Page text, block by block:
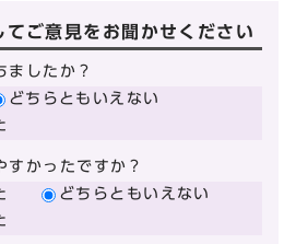
てご意見をお聞かせください
ましたか？
どちらともいえない
すかったですか？
どちらともいえない